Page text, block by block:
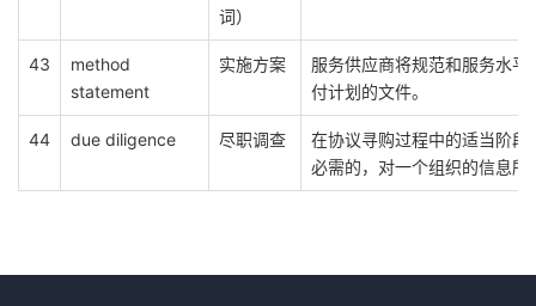
词）
43
method
statement
实施方案
服务供应商将规范和服务水
付计划的文件。
44 due diligence 尽职调查
在协议寻购过程中的适当阶
必需的，对一个组织的信息